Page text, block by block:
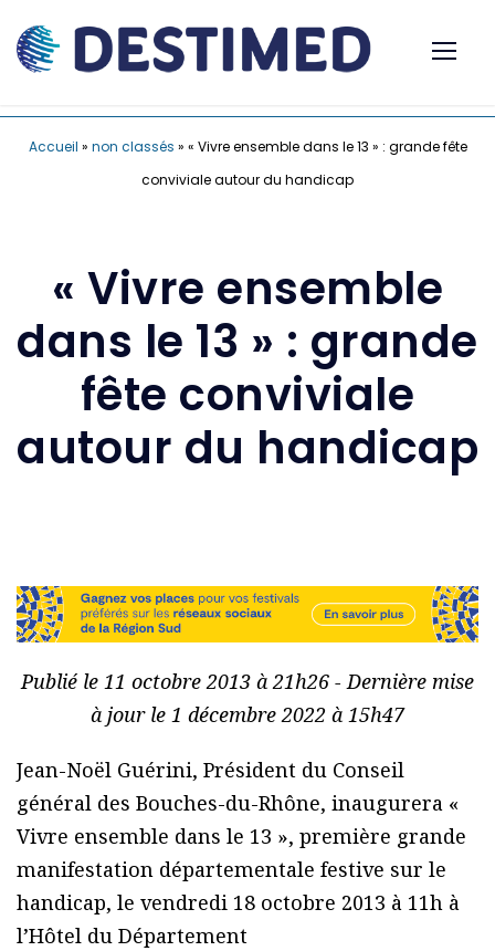
Accueil » non classés » « Vivre ensemble dans le 13 » : grande fête
conviviale autour du handicap
« Vivre ensemble
dans le 13 » : grande
fête conviviale
autour du handicap
Publié le 11 octobre 2013 à 21h26 - Dernière mise
à jour le 1 décembre 2022 à 15h47
Jean-Noël Guérini, Président du Conseil
général des Bouches-du-Rhône, inaugurera «
Vivre ensemble dans le 13 », première grande
manifestation départementale festive sur le
handicap, le vendredi 18 octobre 2013 à 11h à
l’Hôtel du Département